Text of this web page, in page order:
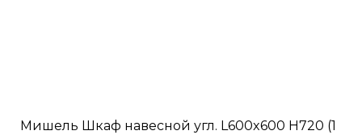
Мишель Шкаф навесной угл. L600x600 Н720 (1